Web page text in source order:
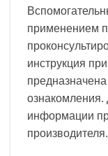
применением
инструкция
ознакомления.
информации
производителя.